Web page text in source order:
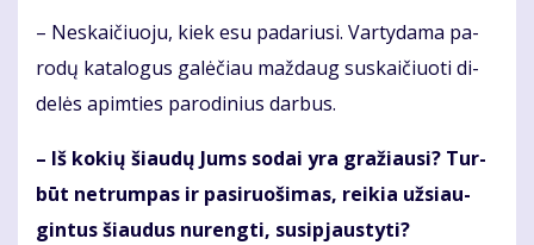
– Ne­skai­čiuo­ju, kiek esu pa­da­riu­si. Var­ty­da­ma pa­
ro­dų ka­ta­lo­gus ga­lė­čiau maž­daug su­skai­čiuo­ti di­
de­lės ap­im­ties pa­ro­di­nius dar­bus.
– Iš ko­kių šiau­dų Jums so­dai yra gra­žiau­si? Tur­
būt ne­trum­pas ir pa­si­ruo­ši­mas, rei­kia už­si­au­
gin­tus šiau­dus nu­reng­ti, su­si­pjaus­ty­ti?